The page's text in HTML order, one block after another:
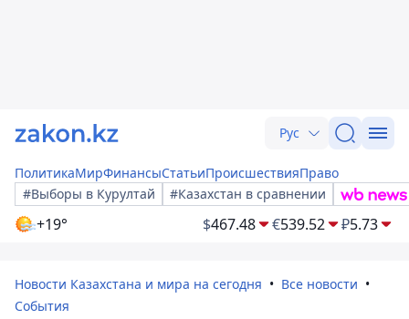
Рус
ПолитикаМирФинансыСтатьиПроисшествияПраво
#Выборы в Курултай
#Казахстан в сравнении
+19° $467.48 €539.52 ₽5.73
Новости Казахстана и мира на сегодня
Все новости
События